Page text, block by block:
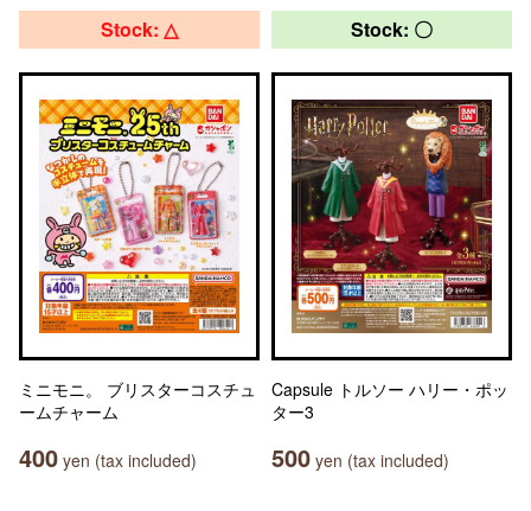
Stock: △
ミニモニ。 ブリスターコスチュ
ームチャーム
400 yen (tax included)
Stock: 〇
Capsule トルソー ハリー・ポッ
ター3
500 yen (tax included)